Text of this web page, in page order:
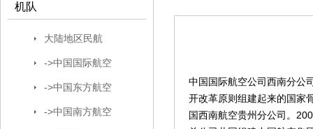
机队
大陆地区民航
->中国国际航空
->中国东方航空
->中国南方航空
中国国际航空公司西南分公
开改革原则组建起来的国家
国西南航空贵州分公司。